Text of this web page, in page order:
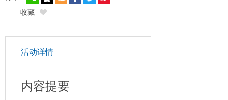
收藏
活动详情
内容提要